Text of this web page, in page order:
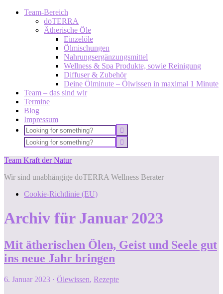
Team-Bereich
dōTERRA
Ätherische Öle
Einzelöle
Ölmischungen
Nahrungsergänzungsmittel
Wellness & Spa Produkte, sowie Reinigung
Diffuser & Zubehör
Deine Ölminute – Ölwissen in maximal 1 Minute
Team – das sind wir
Termine
Blog
Impressum
Team Kraft der Natur
Wir sind unabhängige doTERRA Wellness Berater
Cookie-Richtlinie (EU)
Archiv für Januar 2023
Mit ätherischen Ölen, Geist und Seele gut
ins neue Jahr bringen
6. Januar 2023 · Ölewissen, Rezepte